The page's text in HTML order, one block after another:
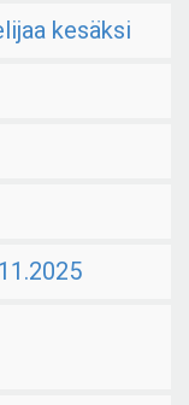
kesäksi